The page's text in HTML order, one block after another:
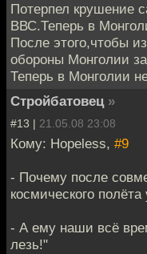
Потерпел крушение
ВВС.Теперь в
После этого,чтобы
обороны Монголии
Теперь в Монголии
Стройбатовец »
#13 | 21.05.08 23:08
Кому: Hopeless, #9
- Почему после
космического
- А ему наши всё
лезь!"